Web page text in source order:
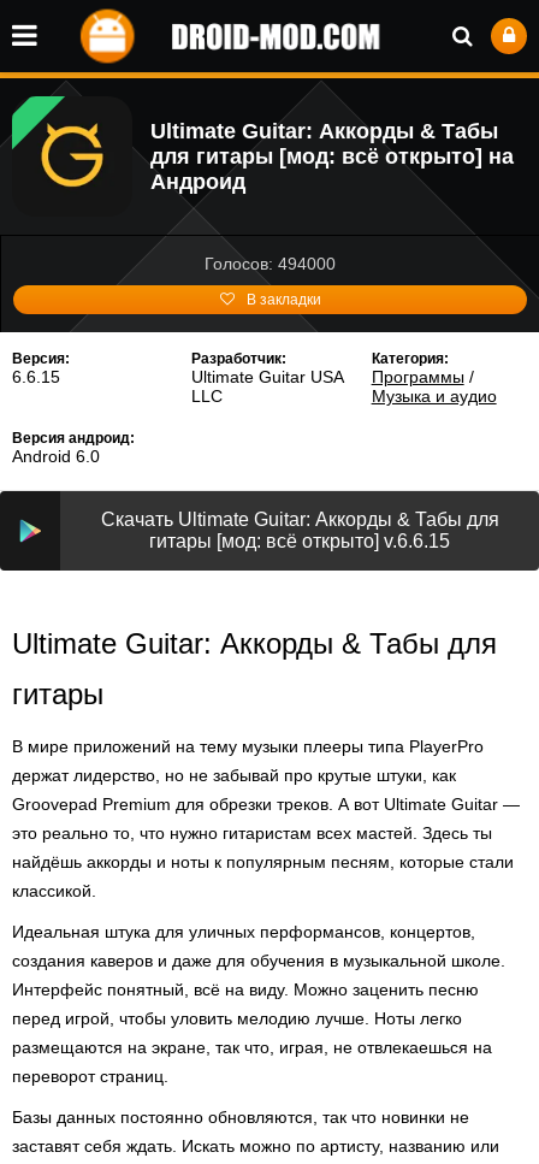
Ultimate Guitar: Аккорды & Табы
для гитары [мод: всё открыто] на
Андроид
Голосов: 494000
В закладки
Версия:
6.6.15
Разработчик:
Ultimate Guitar USA
LLC
Категория:
Программы/
Музыка и аудио
Версия андроид:
Android 6.0
Скачать Ultimate Guitar: Аккорды & Табы для
гитары [мод: всё открыто] v.6.6.15
Ultimate Guitar: Аккорды & Табы для
гитары
В мире приложений на тему музыки плееры типа PlayerPro
держат лидерство, но не забывай про крутые штуки, как
Groovepad Premium для обрезки треков. А вот Ultimate Guitar —
это реально то, что нужно гитаристам всех мастей. Здесь ты
найдёшь аккорды и ноты к популярным песням, которые стали
классикой.
Идеальная штука для уличных перформансов, концертов,
создания каверов и даже для обучения в музыкальной школе.
Интерфейс понятный, всё на виду. Можно заценить песню
перед игрой, чтобы уловить мелодию лучше. Ноты легко
размещаются на экране, так что, играя, не отвлекаешься на
переворот страниц.
Базы данных постоянно обновляются, так что новинки не
заставят себя ждать. Искать можно по артисту, названию или